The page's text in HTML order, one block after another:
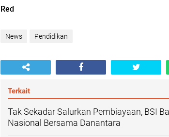
Red
News Pendidikan
Terkait
Tak Sekadar Salurkan Pembiayaan, BSI
Nasional Bersama Danantara